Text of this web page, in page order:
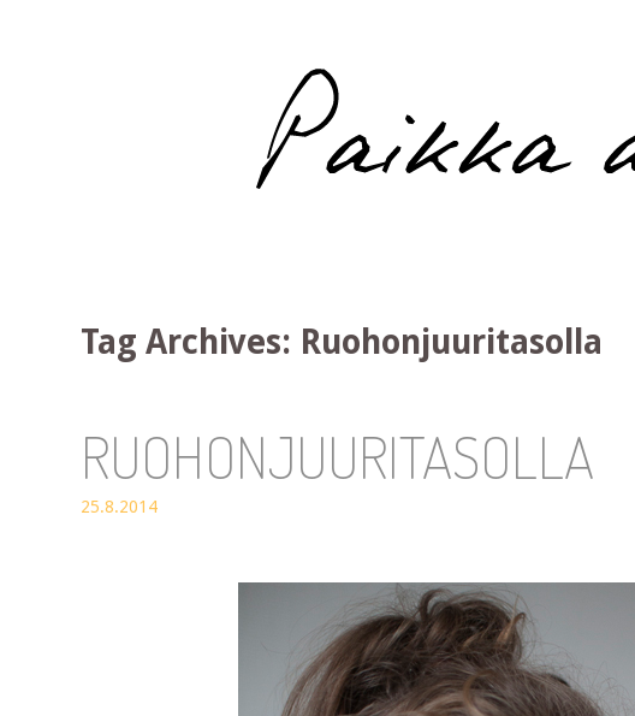
Paikka auringossa
Tag Archives: Ruohonjuuritasolla
RUOHONJUURITASOLLA
25.8.2014